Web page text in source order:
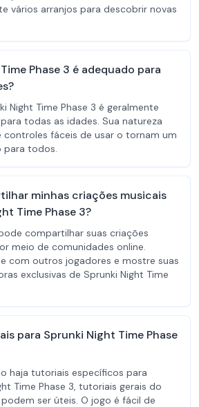
vários arranjos para descobrir novas
Phase 3 é adequado para
Night Time Phase 3 é geralmente
todas as idades. Sua natureza
controles fáceis de usar o tornam um
para todos.
minhas criações musicais
Time Phase 3?
compartilhar suas criações
meio de comunidades online.
com outros jogadores e mostre suas
exclusivas de Sprunki Night Time
para Sprunki Night Time Phase
haja tutoriais específicos para
Time Phase 3, tutoriais gerais do
ser úteis. O jogo é fácil de